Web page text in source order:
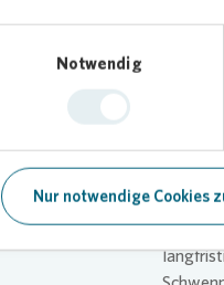
Notwendig
Nur notwendige Cookies